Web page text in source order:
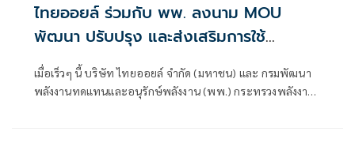
ไทยออยล์ ร่วมกับ พพ. ลงนาม MOU
พัฒนา ปรับปรุง และส่งเสริมการใช้
พลังงานทดแทน จากพลังงานแสงอาทิตย์
เพื่อยกระดับและสร้างโมเดลความร่วมมือ
ระหว่างภาครัฐ-เอกชน
เมื่อเร็วๆ นี้ บริษัท ไทยออยล์ จำกัด (มหาชน) และ กรมพัฒนา
พลังงานทดแทนและอนุรักษ์พลังงาน (พพ.) กระทรวงพลังงาน